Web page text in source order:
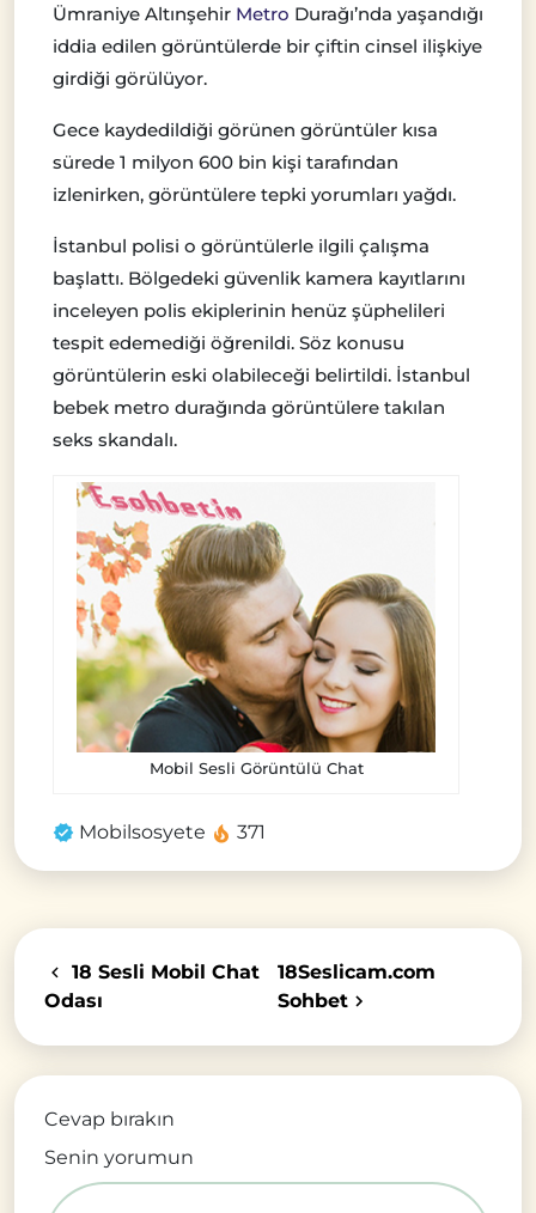
Ümraniye Altınşehir Metro Durağı’nda yaşandığı
iddia edilen görüntülerde bir çiftin cinsel ilişkiye
girdiği görülüyor.
Gece kaydedildiği görünen görüntüler kısa
sürede 1 milyon 600 bin kişi tarafından
izlenirken, görüntülere tepki yorumları yağdı.
İstanbul polisi o görüntülerle ilgili çalışma
başlattı. Bölgedeki güvenlik kamera kayıtlarını
inceleyen polis ekiplerinin henüz şüphelileri
tespit edemediği öğrenildi. Söz konusu
görüntülerin eski olabileceği belirtildi. İstanbul
bebek metro durağında görüntülere takılan
seks skandalı.
Mobil Sesli Görüntülü Chat
Mobilsosyete 371
18 Sesli Mobil Chat
Odası
18Seslicam.com
Sohbet
Cevap bırakın
Senin yorumun